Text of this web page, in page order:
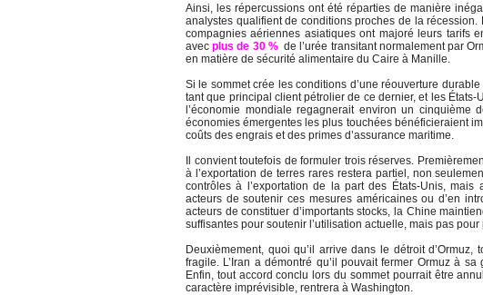
Ainsi, les répercussions ont été réparties de manière
analystes qualifient de conditions proches de la
compagnies aériennes asiatiques ont majoré leurs tarifs
avecplus de 30 %de l’urée transitant normalement par
en matière de sécurité alimentaire du Caire à Manille.
Si le sommet crée les conditions d’une réouverture
tant que principal client pétrolier de ce dernier, et les
l’économie mondiale regagnerait environ un cinquième
économies émergentes les plus touchées bénéficieraient
coûts des engrais et des primes d’assurance maritime.
Il convient toutefois de formuler trois réserves.
à l’exportation de terres rares restera partiel, non
contrôles à l’exportation de la part des États-Unis, mais
acteurs de soutenir ces mesures américaines ou d’en
acteurs de constituer d’importants stocks, la Chine
suffisantes pour soutenir l’utilisation actuelle, mais pas
Deuxièmement, quoi qu’il arrive dans le détroit
fragile. L’Iran a démontré qu’il pouvait fermer Ormuz à
Enfin, tout accord conclu lors du sommet pourrait être
caractère imprévisible, rentrera à Washington.